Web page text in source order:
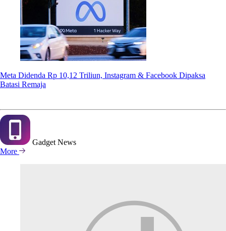
Meta Didenda Rp 10,12 Triliun, Instagram & Facebook Dipaksa
Batasi Remaja
Gadget News
More